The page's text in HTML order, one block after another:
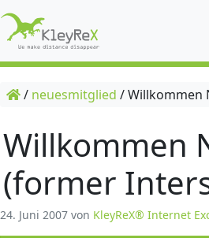
/ neuesmitglied /Willkommen
Willkommen
(former
24. Juni 2007 von KleyReX® Internet